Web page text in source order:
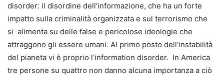
disorder: il disordine dell’informazione, che ha un forte
impatto sulla criminalità organizzata e sul terrorismo che
si alimenta su delle false e pericolose ideologie che
attraggono gli essere umani. Al primo posto dell’instabilità
del pianeta vi è proprio l’information disorder. In America
tre persone su quattro non danno alcuna importanza a ciò